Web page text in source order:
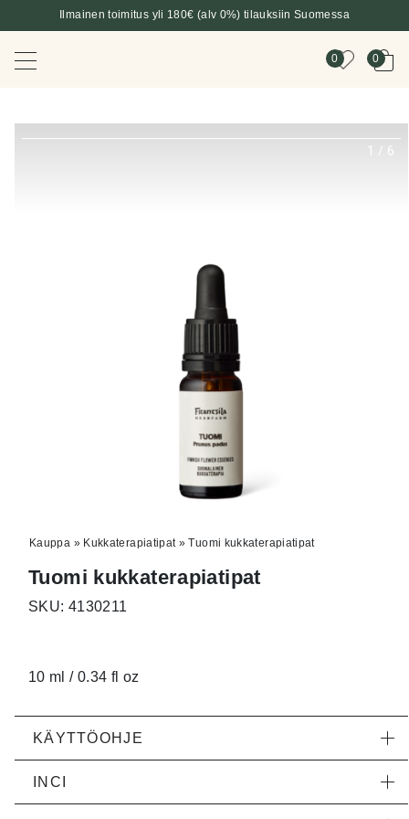
Ilmainen toimitus yli 180€ (alv 0%) tilauksiin Suomessa
0 0
1 / 6
Kauppa » Kukkaterapiatipat»Tuomi kukkaterapiatipat
Tuomi kukkaterapiatipat
SKU: 4130211
10 ml / 0.34 fl oz
KÄYTTÖOHJE
INCI